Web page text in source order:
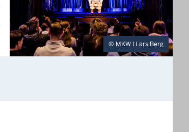
MKW I Lars Berg